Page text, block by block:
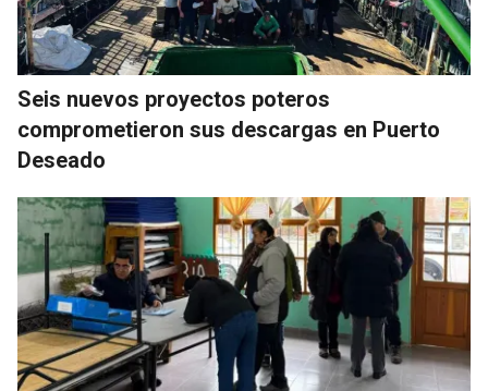
Seis nuevos proyectos poteros
comprometieron sus descargas en Puerto
Deseado